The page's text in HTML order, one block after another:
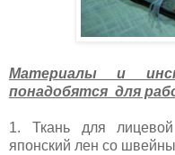
Материалы и
понадобятся для
1. Ткань для
японский лен со